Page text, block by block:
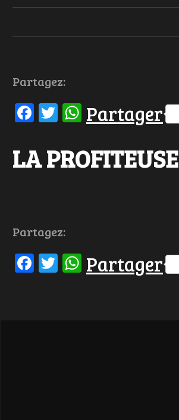
Partagez:
Facebook
Twitter
WhatsApp
Partager
LA PROFITEUSE
Partagez:
Facebook
Twitter
WhatsApp
Partager